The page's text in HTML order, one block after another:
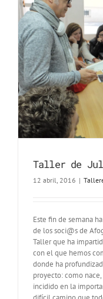
Taller de
12 abril, 2016 |
Este fin de semana
de los soci@s de
Taller que ha
con el que hemos
donde ha
proyecto: como
incidido en la